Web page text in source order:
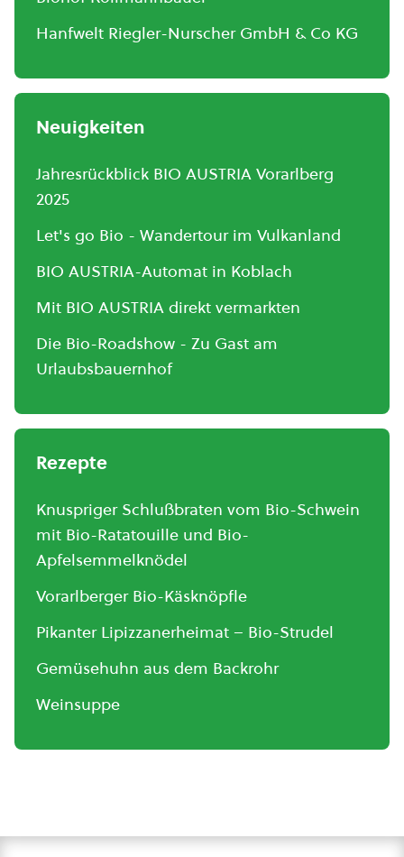
Hanfwelt Riegler-Nurscher GmbH & Co KG
Neuigkeiten
Jahresrückblick BIO AUSTRIA Vorarlberg
2025
Let's go Bio - Wandertour im Vulkanland
BIO AUSTRIA-Automat in Koblach
Mit BIO AUSTRIA direkt vermarkten
Die Bio-Roadshow - Zu Gast am
Urlaubsbauernhof
Rezepte
Knuspriger Schlußbraten vom Bio-Schwein
mit Bio-Ratatouille und Bio-
Apfelsemmelknödel
Vorarlberger Bio-Käsknöpfle
Pikanter Lipizzanerheimat – Bio-Strudel
Gemüsehuhn aus dem Backrohr
Weinsuppe